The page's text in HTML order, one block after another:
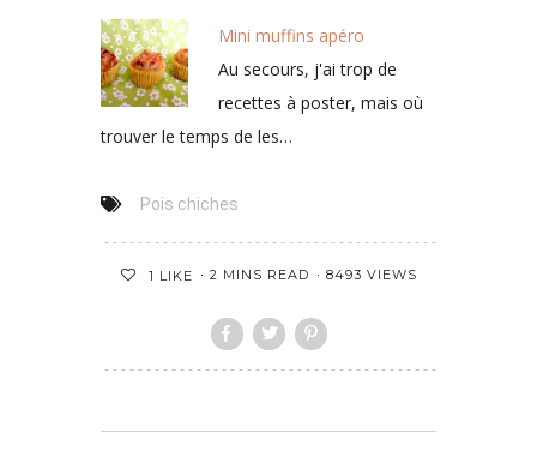
Mini muffins apéro
Au secours, j'ai trop de
recettes à poster, mais où
trouver le temps de les…
Pois chiches
1 LIKE 2 MINS READ 8493 VIEWS